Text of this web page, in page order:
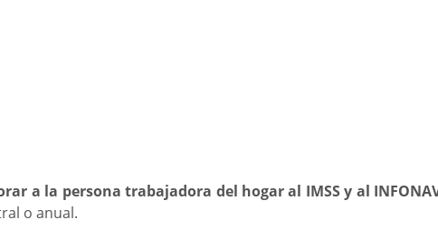
a la persona trabajadora del hogar al IMSS y al
o anual.